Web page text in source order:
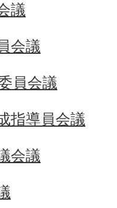
議
会議
員会議
指導員会議
会議